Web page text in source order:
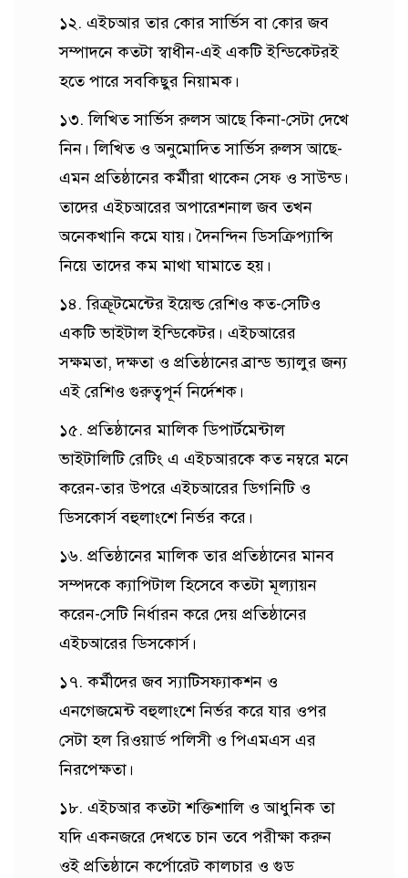
১২. এইচআর তার কোর সার্ভিস বা কোর জব
সম্পাদনে কতটা স্বাধীন-এই একটি ইন্ডিকেটরই
হতে পারে সবকিছুর নিয়ামক।
১৩. লিখিত সার্ভিস রুলস আছে কিনা-সেটা দেখে
নিন। লিখিত ও অনুমোদিত সার্ভিস রুলস আছে-
এমন প্রতিষ্ঠানের কর্মীরা থাকেন সেফ ও সাউন্ড।
তাদের এইচআরের অপারেশনাল জব তখন
অনেকখানি কমে যায়। দৈনন্দিন ডিসক্রিপ্যান্সি
নিয়ে তাদের কম মাথা ঘামাতে হয়।
১৪. রিক্রূটমেন্টের ইয়েল্ড রেশিও কত-সেটিও
একটি ভাইটাল ইন্ডিকেটর। এইচআরের
সক্ষমতা, দক্ষতা ও প্রতিষ্ঠানের ব্রান্ড ভ্যালুর জন্য
এই রেশিও গুরুত্বপূর্ন নির্দেশক।
১৫. প্রতিষ্ঠানের মালিক ডিপার্টমেন্টাল
ভাইটালিটি রেটিং এ এইচআরকে কত নম্বরে মনে
করেন-তার উপরে এইচআরের ডিগনিটি ও
ডিসকোর্স বহুলাংশে নির্ভর করে।
১৬. প্রতিষ্ঠানের মালিক তার প্রতিষ্ঠানের মানব
সম্পদকে ক্যাপিটাল হিসেবে কতটা মূল্যায়ন
করেন-সেটি নির্ধারন করে দেয় প্রতিষ্ঠানের
এইচআরের ডিসকোর্স।
১৭. কর্মীদের জব স্যাটিসফ্যাকশন ও
এনগেজমেন্ট বহুলাংশে নির্ভর করে যার ওপর
সেটা হল রিওয়ার্ড পলিসী ও পিএমএস এর
নিরপেক্ষতা।
১৮. এইচআর কতটা শক্তিশালি ও আধুনিক তা
যদি একনজরে দেখতে চান তবে পরীক্ষা করুন
ওই প্রতিষ্ঠানে কর্পোরেট কালচার ও গুড